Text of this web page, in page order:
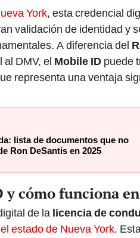
York, esta credencial
validación de identidad y
A diferencia del
al DMV, el Mobile ID puede
representa una ventaja
lista de documentos que no
Ron DeSantis en 2025
y cómo funciona
de la licencia de
estado de Nueva York.